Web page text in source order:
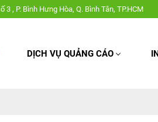
nổi inox, hộp đèn, mặt dựng alu, màn hình
, P. Bình Hưng Hòa, Q. Bình Tân, TP.HCM
DỊCH VỤ QUẢNG CÁO